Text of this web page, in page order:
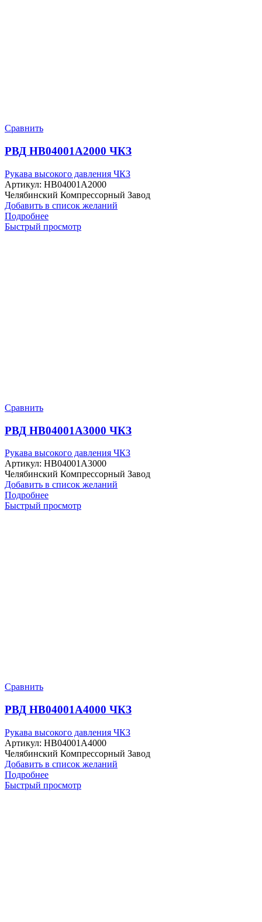
Сравнить
РВД HB04001A2000 ЧКЗ
Рукава высокого давления ЧКЗ
Артикул: HB04001A2000
Челябинский Компрессорный Завод
Добавить в список желаний
Подробнее
Быстрый просмотр
Сравнить
РВД HB04001A3000 ЧКЗ
Рукава высокого давления ЧКЗ
Артикул: HB04001A3000
Челябинский Компрессорный Завод
Добавить в список желаний
Подробнее
Быстрый просмотр
Сравнить
РВД HB04001A4000 ЧКЗ
Рукава высокого давления ЧКЗ
Артикул: HB04001A4000
Челябинский Компрессорный Завод
Добавить в список желаний
Подробнее
Быстрый просмотр